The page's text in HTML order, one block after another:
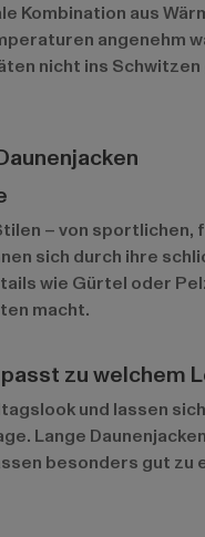
Kombination aus
angenehm
nicht ins
– von
sich durch ihre
wie Gürtel oder
macht.
zu welchem
und lassen
Lange
besonders gut